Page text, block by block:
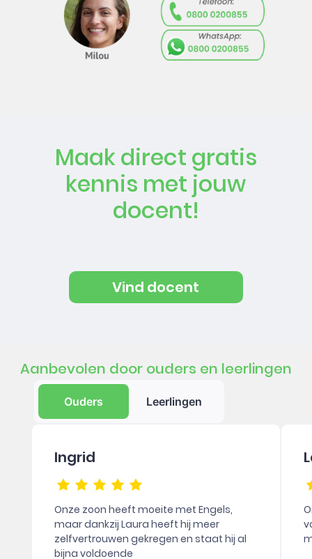
Maak direct gratis
kennis met jouw
docent!
Vind docent
Aanbevolen door ouders en leerlingen
Ouders Leerlingen
Ingrid
Onze zoon heeft moeite met Engels,
maar dankzij Laura heeft hij meer
zelfvertrouwen gekregen en staat hij al
bijna voldoende